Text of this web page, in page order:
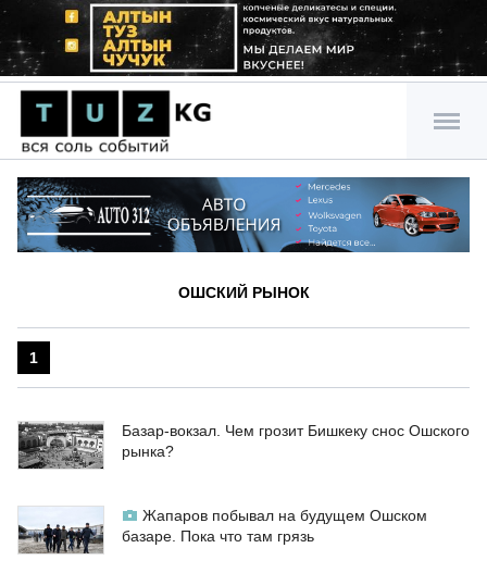
ОШСКИЙ РЫНОК
1
Базар-вокзал. Чем грозит Бишкеку снос Ошского
рынка?
Жапаров побывал на будущем Ошском
базаре. Пока что там грязь